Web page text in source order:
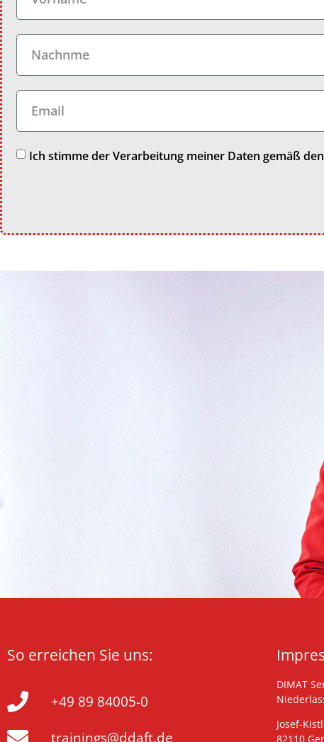
Ich stimme der Verarbeitung meiner Daten gemäß
So erreichen Sie uns:
+49 89 84005-0
trainings@ddaft.de
DIMAT
Josef-
82110